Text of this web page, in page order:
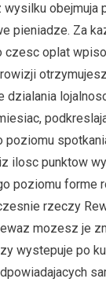
obejmuja
pieniadze. Za
czesc oplat
dzialania
poziomu
ilosc punktow
poziomu forme
rzeczy
mozesz je
wystepuje po